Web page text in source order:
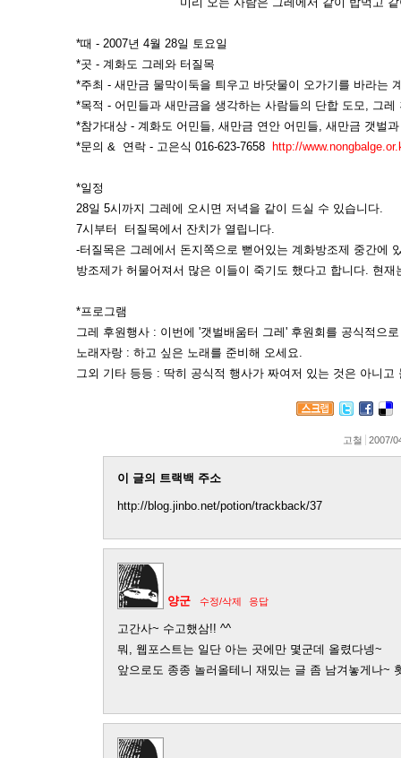
*때 - 2007년 4월 28일 토요일
*곳 - 계화도 그레와 터질목
*주최 - 새만금 물막이둑을 틔우고 바닷물이 오가기를 바라는
*목적 - 어민들과 새만금을 생각하는 사람들의 단합 도모, 그레
*참가대상 - 계화도 어민들, 새만금 연안 어민들, 새만금 갯벌
*문의 & 연락 - 고은식 016-623-7658
http://
*일정
28일 5시까지 그레에 오시면 저녁을 같이 드실 수 있습니다.
7시부터 터질목에서 잔치가 열립니다.
-터질목은 그레에서 돈지쪽으로 뻗어있는 계화방조제 중간에
방조제가 허물어져서 많은 이들이 죽기도 했다고 합니다. 현
*프로그램
그레 후원행사 : 이번에 '갯벌배움터 그레' 후원회를 공식적으
노래자랑 : 하고 싶은 노래를 준비해 오세요.
그외 기타 등등 : 딱히 공식적 행사가 짜여저 있는 것은 아니
고철 2007/
이 글의 트랙백 주소
http://blog.jinbo.net/potion/trackback/37
양군 수정/삭제 응답
고간사~ 수고했삼!! ^^
뭐, 웹포스트는 일단 아는 곳에만 몇군데 올렸다넹~
앞으로도 종종 놀러올테니 재밌는 글 좀 남겨놓게나~